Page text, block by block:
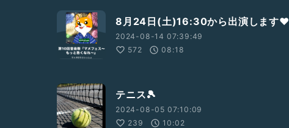
8月24日(土)16:30から出演します❤️
2024-08-14 07:39:49
572
08:18
テニス🎾
2024-08-05 07:10:09
239
10:02